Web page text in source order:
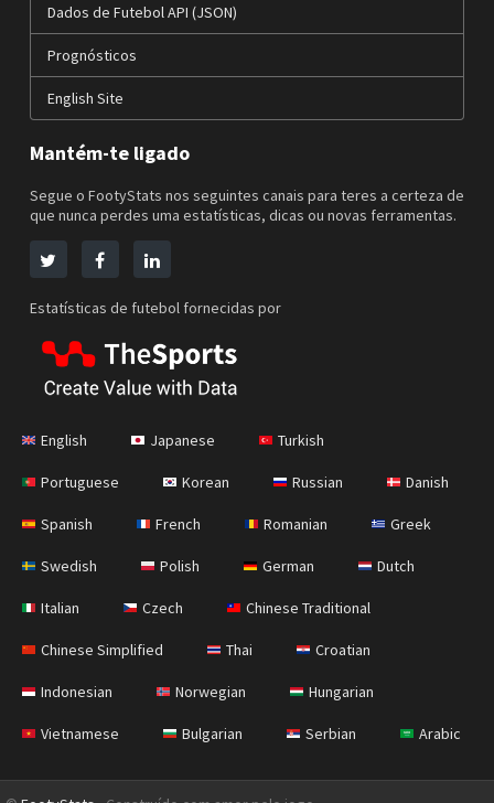
Dados de Futebol API (JSON)
Prognósticos
English Site
Mantém-te ligado
Segue o FootyStats nos seguintes canais para teres a certeza de
que nunca perdes uma estatísticas, dicas ou novas ferramentas.
Estatísticas de futebol fornecidas por
English Japanese Turkish
Portuguese Korean Russian Danish
Spanish French Romanian Greek
Swedish Polish German Dutch
Italian Czech Chinese Traditional
Chinese Simplified Thai Croatian
Indonesian Norwegian Hungarian
Vietnamese Bulgarian Serbian Arabic